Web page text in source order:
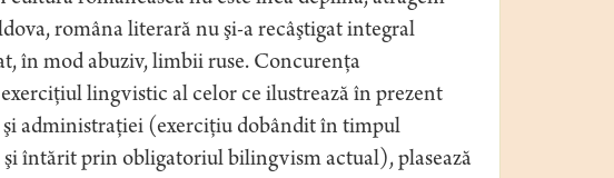
româna literară nu şi-a recâştigat integral
în mod abuziv, limbii ruse. Concurenţa
lingvistic al celor ce ilustrează în prezent
administraţiei (exerciţiu dobândit în timpul
şi întărit prin obligatoriul bilingvism actual), plasează